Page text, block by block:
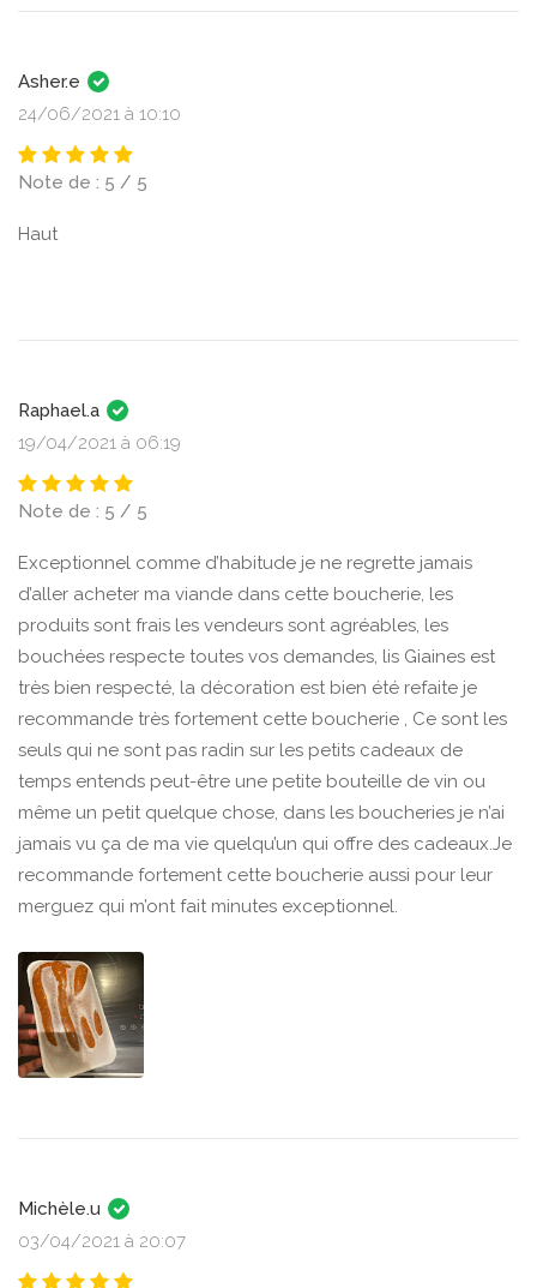
Asher.e
24/06/2021 à 10:10
Note de : 5 / 5
Haut
Raphael.a
19/04/2021 à 06:19
Note de : 5 / 5
Exceptionnel comme d’habitude je ne regrette jamais
d’aller acheter ma viande dans cette boucherie, les
produits sont frais les vendeurs sont agréables, les
bouchées respecte toutes vos demandes, lis Giaines est
très bien respecté, la décoration est bien été refaite je
recommande très fortement cette boucherie , Ce sont les
seuls qui ne sont pas radin sur les petits cadeaux de
temps entends peut-être une petite bouteille de vin ou
même un petit quelque chose, dans les boucheries je n’ai
jamais vu ça de ma vie quelqu’un qui offre des cadeaux.Je
recommande fortement cette boucherie aussi pour leur
merguez qui m’ont fait minutes exceptionnel.
Michèle.u
03/04/2021 à 20:07